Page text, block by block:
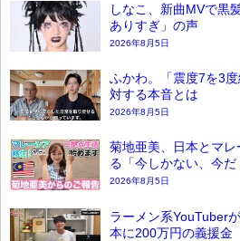
しなこ、新曲MVで黒
ありすぎ」の声
2026年8月5日
ふかわ。「震度7を3
対する本音とは
2026年8月5日
菊地亜美、日本とマ
る「今しかない、今だ
2026年8月5日
ラーメン系YouTuber
本に200万円の義援金